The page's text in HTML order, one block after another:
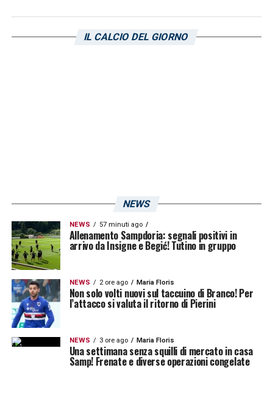
LA PLAYLIST DELLE NOSTRE TOP NEWS
IL CALCIO DEL GIORNO
NEWS
NEWS 57 minuti ago
Allenamento Sampdoria: segnali positivi in
arrivo da Insigne e Begić! Tutino in gruppo
NEWS 2 ore ago Maria Floris
Non solo volti nuovi sul taccuino di Branco! Per
l’attacco si valuta il ritorno di Pierini
NEWS 3 ore ago Maria Floris
Una settimana senza squilli di mercato in casa
Samp! Frenate e diverse operazioni congelate